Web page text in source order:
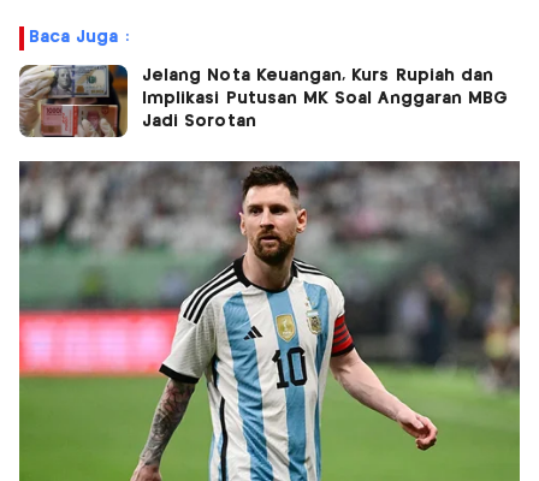
Baca Juga :
Jelang Nota Keuangan, Kurs Rupiah dan
Implikasi Putusan MK Soal Anggaran MBG
Jadi Sorotan